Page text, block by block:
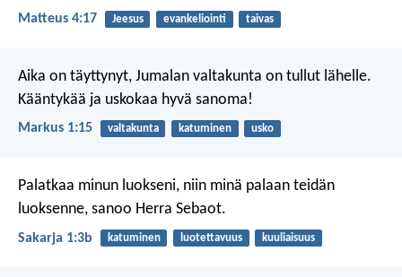
Matteus 4:17 Jeesus evankeliointi taivas
Aika on täyttynyt, Jumalan valtakunta on tullut lähelle.
Kääntykää ja uskokaa hyvä sanoma!
Markus 1:15 valtakunta katuminen usko
Palatkaa minun luokseni, niin minä palaan teidän
luoksenne, sanoo Herra Sebaot.
Sakarja 1:3b katuminen luotettavuus kuuliaisuus